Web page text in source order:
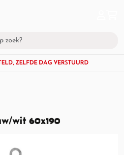
ZELFDE DAG VERSTUURD
wit 60x190